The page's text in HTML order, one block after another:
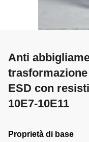
Anti
ESD con
10E7-10E11
Proprietà di base